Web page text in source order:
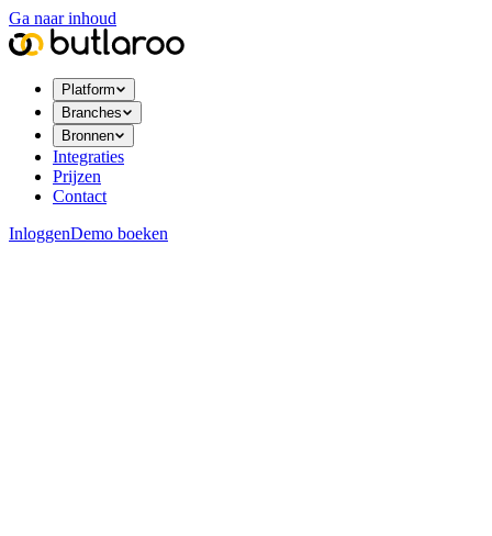
Ga naar inhoud
Platform
Branches
Bronnen
Integraties
Prijzen
Contact
InloggenDemo boeken